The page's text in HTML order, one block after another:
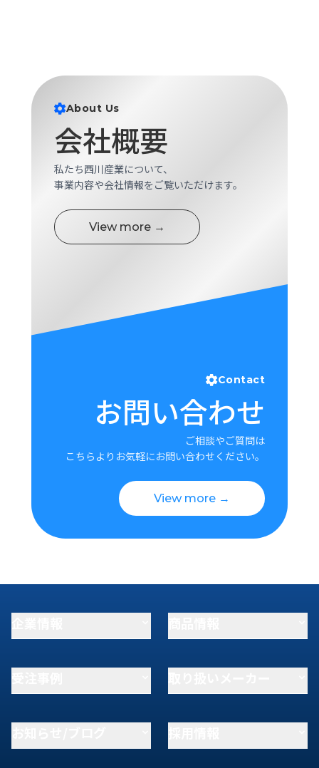
About Us
会社概要
私たち西川産業について、
事業内容や会社情報をご覧いただけます。
View more →
Contact
お問い合わせ
ご相談やご質問は
こちらよりお気軽にお問い合わせください。
View more →